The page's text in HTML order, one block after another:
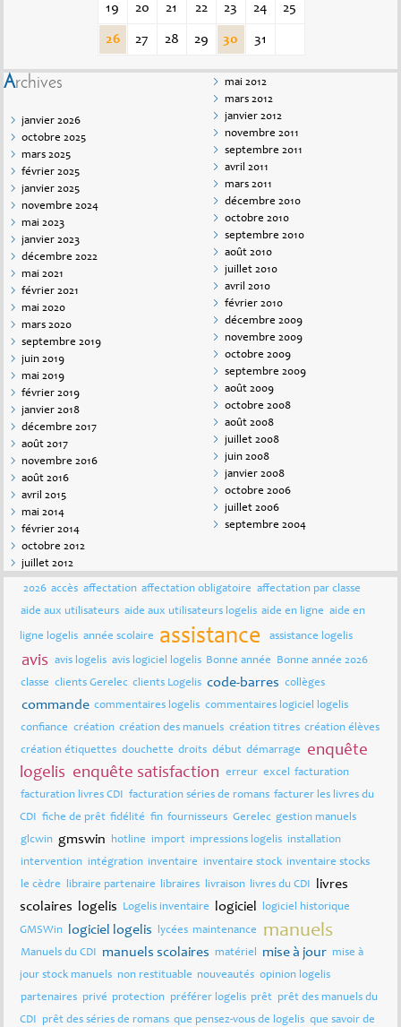
19 20 21 22 23 24 25
26 27 28 29 30 31
Archives
janvier 2026
octobre 2025
mars 2025
février 2025
janvier 2025
novembre 2024
mai 2023
janvier 2023
décembre 2022
mai 2021
février 2021
mai 2020
mars 2020
septembre 2019
juin 2019
mai 2019
février 2019
janvier 2018
décembre 2017
août 2017
novembre 2016
août 2016
avril 2015
mai 2014
février 2014
octobre 2012
juillet 2012
mai 2012
mars 2012
janvier 2012
novembre 2011
septembre 2011
avril 2011
mars 2011
décembre 2010
octobre 2010
septembre 2010
août 2010
juillet 2010
avril 2010
février 2010
décembre 2009
novembre 2009
octobre 2009
septembre 2009
août 2009
octobre 2008
août 2008
juillet 2008
juin 2008
janvier 2008
octobre 2006
juillet 2006
septembre 2004
2026 accès affectation affectation obligatoire affectation par classe
aide aux utilisateurs aide aux utilisateurs logelis aide en ligne aide en
ligne logelis année scolaire assistance assistance logelis
avis avis logelis avis logiciel logelis Bonne année
Bonne année 2026
classe clients Gerelec clients Logelis code-barres collèges
commande commentaires logelis commentaires logiciel logelis
confiance création création des manuels création titres création élèves
création étiquettes douchette droits début démarrage
enquête
logelis enquête satisfaction erreur excel facturation
facturation livres CDI facturation séries de romans facturer les livres du
CDI fiche de prêt fidélité fin fournisseurs Gerelec gestion manuels
glcwin gmswin hotline import impressions logelis installation
intervention intégration inventaire inventaire stock inventaire stocks
le cèdre libraire partenaire libraires livraison livres du CDI
livres
scolaires logelis Logelis inventaire logiciel logiciel historique
GMSWin logiciel logelis lycées maintenance manuels
Manuels du CDI manuels scolaires matériel mise à jour mise à
jour stock manuels non restituable nouveautés opinion logelis
partenaires privé protection préférer logelis prêt prêt des manuels du
CDI prêt des séries de romans que pensez-vous de logelis que savoir de